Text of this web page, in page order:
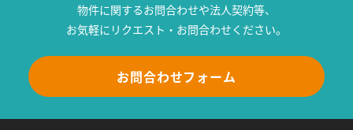
物件に関するお問合わせや法人契約等、
お気軽にリクエスト・お問合わせください。
お問合わせフォーム